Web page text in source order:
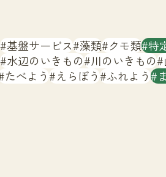
基盤サービス 藻類 クモ類 特
水辺のいきもの 川のいきもの
たべよう えらぼう ふれよう